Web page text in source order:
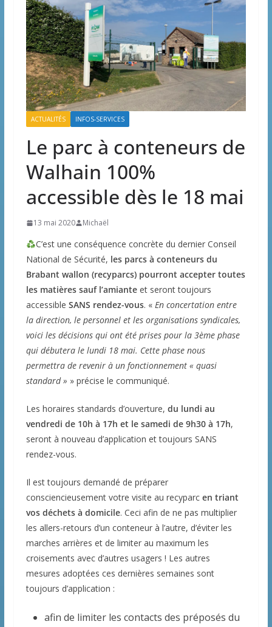
ACTUALITÉS INFOS-SERVICES
Le parc à conteneurs de
Walhain 100%
accessible dès le 18 mai
13 mai 2020 Michaël
C’est une conséquence concrète du dernier Conseil
National de Sécurité, les parcs à conteneurs du
Brabant wallon (recyparcs) pourront accepter toutes
les matières sauf l’amianteet seront toujours
accessible SANS rendez-vous. « En concertation entre
la direction, le personnel et les organisations syndicales,
voici les décisions qui ont été prises pour la 3ème phase
qui débutera le lundi 18 mai. Cette phase nous
permettra de revenir à un fonctionnement « quasi
standard » » précise le communiqué.
Les horaires standards d’ouverture, du lundi au
vendredi de 10h à 17h et le samedi de 9h30 à 17h,
seront à nouveau d’application et toujours SANS
rendez-vous.
Il est toujours demandé de préparer
consciencieusement votre visite au recyparcen triant
vos déchets à domicile. Ceci afin de ne pas multiplier
les allers-retours d’un conteneur à l’autre, d’éviter les
marches arrières et de limiter au maximum les
croisements avec d’autres usagers ! Les autres
mesures adoptées ces dernières semaines sont
toujours d’application :
afin de limiter les contacts des préposés du